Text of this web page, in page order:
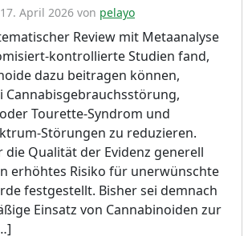
17. April 2026 von pelayo
Review mit Metaanalyse
kontrollierte Studien fand,
dazu beitragen können,
Cannabisgebrauchsstörung,
Tourette-Syndrom und
Störungen zu reduzieren.
die Qualität der Evidenz generell
erhöhtes Risiko für unerwünschte
festgestellt. Bisher sei demnach
Einsatz von Cannabinoiden zur